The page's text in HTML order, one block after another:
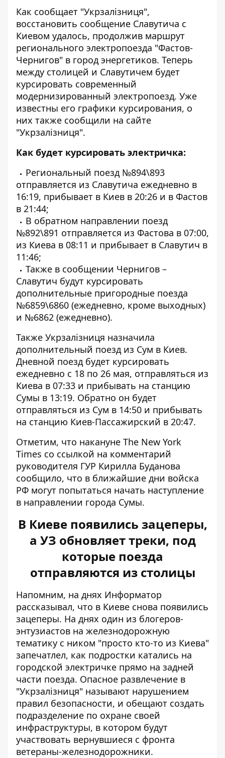
Как сообщает "Укрзалізниця",
восстановить сообщение Славутича с
Киевом удалось, продолжив маршрут
регионального электропоезда "Фастов-
Чернигов" в город энергетиков. Теперь
между столицей и Славутичем будет
курсировать современный
модернизированный электропоезд. Уже
известны его графики курсирования, о
них также сообщили на сайте
"Укрзалізниця".
Как будет курсировать электричка:
Региональный поезд №894\893
отправляется из Славутича ежедневно в
16:19, прибывает в Киев в 20:26 и в Фастов
в 21:44;
В обратном направлении поезд
№892\891 отправляется из Фастова в 07:00,
из Киева в 08:11 и прибывает в Славутич в
11:46;
Также в сообщении Чернигов –
Славутич будут курсировать
дополнительные пригородные поезда
№6859\6860 (ежедневно, кроме выходных)
и №6862 (ежедневно).
Также Укрзалізниця назначила
дополнительный поезд из Сум в Киев.
Дневной поезд будет курсировать
ежедневно с 18 по 26 мая, отправляться из
Киева в 07:33 и прибывать на станцию ​​
Сумы в 13:19. Обратно он будет
отправляться из Сум в 14:50 и прибывать
на станцию ​​Киев-Пассажирский в 20:47.
Отметим, что накануне The New York
Times со ссылкой на комментарий
руководителя ГУР Кирилла Буданова
сообщило, что в ближайшие дни войска
РФ могут попытаться начать наступление
в направлении города Сумы.
В Киеве появились зацеперы,
а УЗ обновляет треки, под
которые поезда
отправляются из столицы
Напомним, на днях Информатор
рассказывал, что в Киеве снова появились
зацеперы. На днях один из блогеров-
энтузиастов на железнодорожную
тематику с ником "просто кто-то из Киева"
запечатлел, как подростки катались на
городской электричке прямо на задней
части поезда. Опасное развлечение в
"Укрзалізниця" называют нарушением
правил безопасности, и обещают создать
подразделение по охране своей
инфраструктуры, в котором будут
участвовать вернувшиеся с фронта
ветераны-железнодорожники.